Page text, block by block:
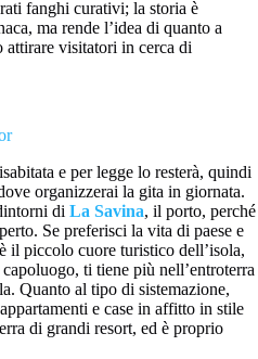
fanghi curativi; la storia è
ma rende l’idea di quanto a
attirare visitatori in cerca di
e per legge lo resterà, quindi
organizzerai la gita in giornata.
di La Savina, il porto, perché
Se preferisci la vita di paese e
è il piccolo cuore turistico dell’isola,
ti tiene più nell’entroterra
Quanto al tipo di sistemazione,
e case in affitto in stile
di grandi resort, ed è proprio